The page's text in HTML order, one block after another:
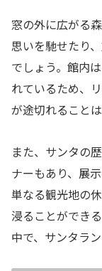
窓の外に広がる
思いを馳せたり
でしょう。館内
れているため、
が途切れること
また、サンタの
ナーもあり、展
単なる観光地の
浸ることができ
中で、サンタラ